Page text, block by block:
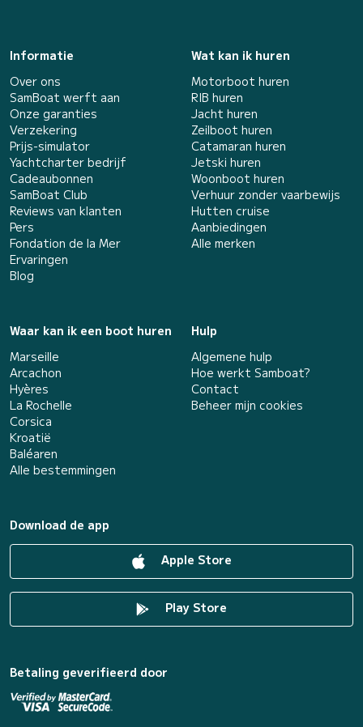
Informatie
Over ons
SamBoat werft aan
Onze garanties
Verzekering
Prijs-simulator
Yachtcharter bedrijf
Cadeaubonnen
SamBoat Club
Reviews van klanten
Pers
Fondation de la Mer
Ervaringen
Blog
Wat kan ik huren
Motorboot huren
RIB huren
Jacht huren
Zeilboot huren
Catamaran huren
Jetski huren
Woonboot huren
Verhuur zonder vaarbewijs
Hutten cruise
Aanbiedingen
Alle merken
Waar kan ik een boot huren
Marseille
Arcachon
Hyères
La Rochelle
Corsica
Kroatië
Baléaren
Alle bestemmingen
Hulp
Algemene hulp
Hoe werkt Samboat?
Contact
Beheer mijn cookies
Download de app
Apple Store
Play Store
Betaling geverifieerd door